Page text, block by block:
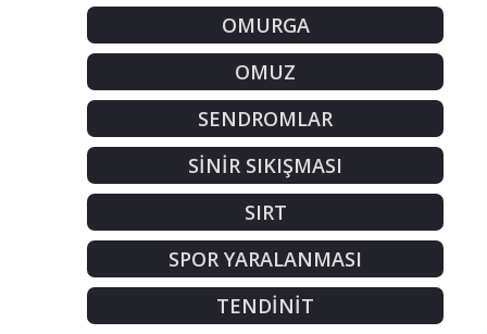
OMURGA
OMUZ
SENDROMLAR
SİNİR SIKIŞMASI
SIRT
SPOR YARALANMASI
TENDİNİT